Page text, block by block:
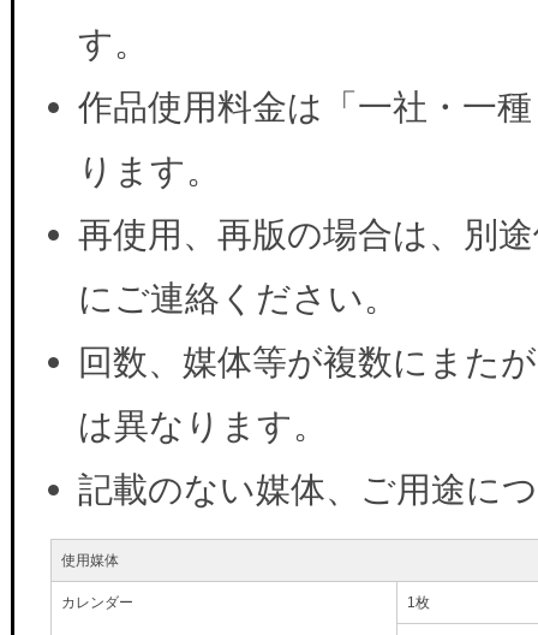
す。
作品使用料金は「一社・一
ります。
再使用、再版の場合は、別
にご連絡ください。
回数、媒体等が複数にまた
は異なります。
記載のない媒体、ご用途に
使用媒体
カレンダー 1枚